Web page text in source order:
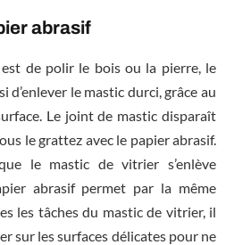
abrasif
de polir le bois ou la pierre, le
d’enlever le mastic durci, grâce au
Le joint de mastic disparaît
le grattez avec le papier abrasif.
le mastic de vitrier s’enlève
abrasif permet par la même
les tâches du mastic de vitrier, il
sur les surfaces délicates pour ne